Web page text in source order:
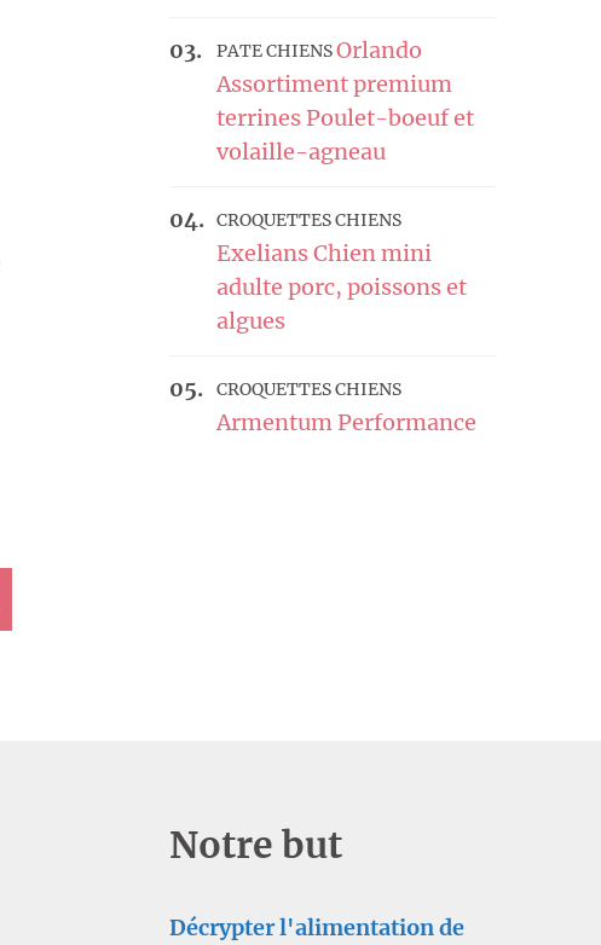
PATE CHIENSOrlando
Assortiment premium
terrines Poulet-boeuf et
volaille-agneau
CROQUETTES CHIENS
Exelians Chien mini
adulte porc, poissons et
algues
CROQUETTES CHIENS
Armentum Performance
Notre but
Décrypter l'alimentation de